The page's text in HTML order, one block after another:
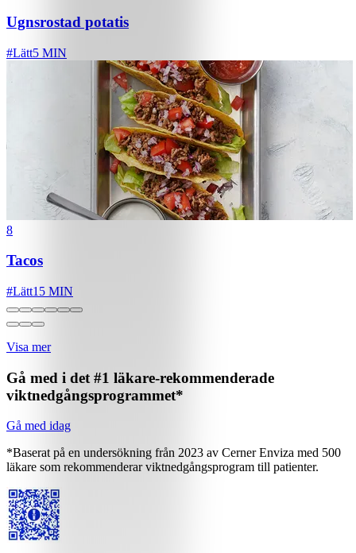
Ugnsrostad potatis
#Lätt5 MIN
8
Tacos
#Lätt15 MIN
Visa mer
Gå med i det #1 läkare-rekommenderade
viktnedgångsprogrammet*
Gå med idag
*Baserat på en undersökning från 2023 av Cerner Enviza med 500
läkare som rekommenderar viktnedgångsprogram till patienter.